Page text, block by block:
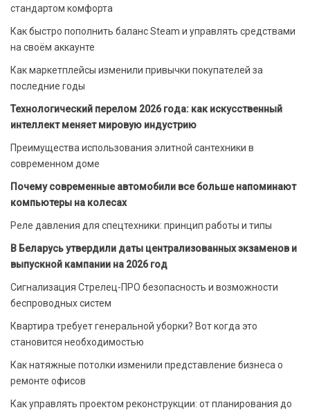
стандартом комфорта
Как быстро пополнить баланс Steam и управлять средствами
на своём аккаунте
Как маркетплейсы изменили привычки покупателей за
последние годы
Технологический перелом 2026 года: как искусственный
интеллект меняет мировую индустрию
Преимущества использования элитной сантехники в
современном доме
Почему современные автомобили все больше напоминают
компьютеры на колесах
Реле давления для спецтехники: принцип работы и типы
В Беларусь утвердили даты централизованных экзаменов и
выпускной кампании на 2026 год
Сигнализация Стрелец-ПРО безопасность и возможности
беспроводных систем
Квартира требует генеральной уборки? Вот когда это
становится необходимостью
Как натяжные потолки изменили представление бизнеса о
ремонте офисов
Как управлять проектом реконструкции: от планирования до